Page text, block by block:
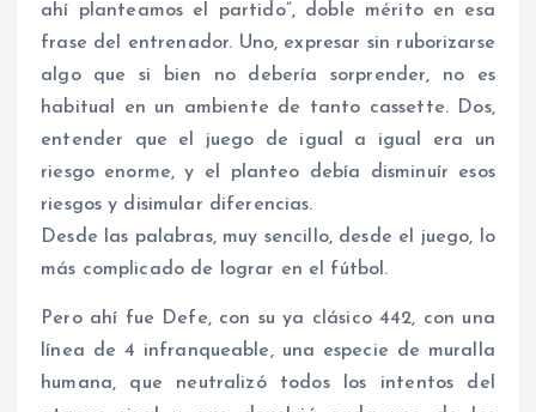
ahí planteamos el partido”, doble mérito en esa
frase del entrenador. Uno, expresar sin ruborizarse
algo que si bien no debería sorprender, no es
habitual en un ambiente de tanto cassette. Dos,
entender que el juego de igual a igual era un
riesgo enorme, y el planteo debía disminuír esos
riesgos y disimular diferencias.
Desde las palabras, muy sencillo, desde el juego, lo
más complicado de lograr en el fútbol.
Pero ahí fue Defe, con su ya clásico 442, con una
línea de 4 infranqueable, una especie de muralla
humana, que neutralizó todos los intentos del